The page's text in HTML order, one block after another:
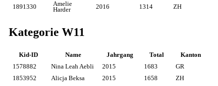
1891330
Amelie
Harder
2016 1314 ZH
Kategorie W11
Kid-ID Name Jahrgang Total
Kanton
1578882
Nina Leah Aebli 2015 1683
GR
1853952
Alicja Beksa 2015 1658 ZH